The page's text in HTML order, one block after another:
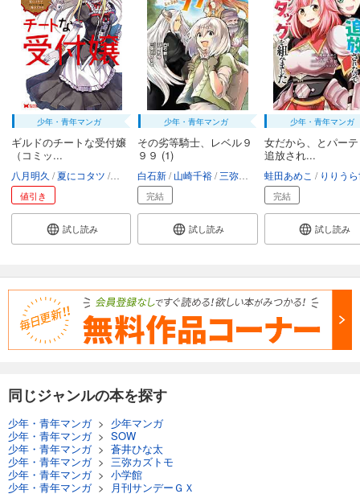
少年・青年マンガ
ギルドのチートな受付嬢
（コミッ...
八月明久 夏にコタツ 三弥カズトモ
値引き
試し読み
少年・青年マンガ
その劣等騎士、レベル９
９９ (1)
白石新 山崎千裕 三弥カズトモ
完結
試し読み
少年・青年マンガ
女だから、とパー
追放され...
蛙田あめこ りりうら
完結
試し読み
同じジャンルの本を探す
少年・青年マンガ> 少年マンガ
少年・青年マンガ> SOW
少年・青年マンガ> 蒼井ひな太
少年・青年マンガ> 三弥カズトモ
少年・青年マンガ> 小学館
少年・青年マンガ> 月刊サンデーＧＸ